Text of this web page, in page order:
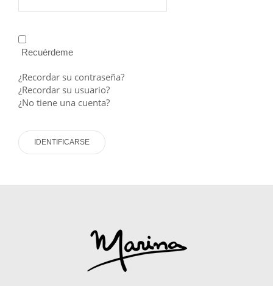
Recuérdeme
¿Recordar su contraseña?
¿Recordar su usuario?
¿No tiene una cuenta?
IDENTIFICARSE